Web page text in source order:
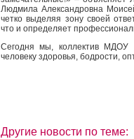
Людмила Александровна
четко выделяя зону своей
что и определяет
Сегодня мы, коллектив
человеку здоровья, бодрости,
Другие новости по теме: